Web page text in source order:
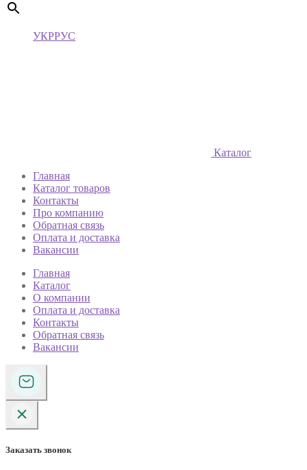
УКРРУС
Каталог
Главная
Каталог товаров
Контакты
Про компанию
Обратная связь
Оплата и доставка
Вакансии
Главная
Каталог
О компании
Оплата и доставка
Контакты
Обратная связь
Вакансии
Заказать звонок